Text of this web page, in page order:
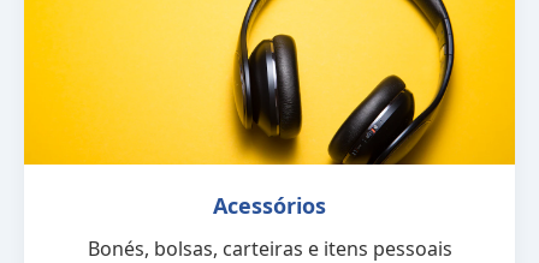
Acessórios
Bonés, bolsas, carteiras e itens pessoais